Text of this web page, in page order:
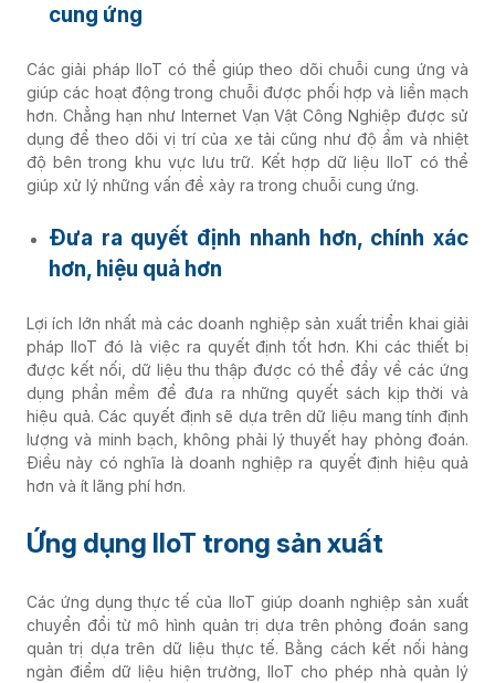
cung ứng
Các giải pháp IIoT có thể giúp theo dõi chuỗi cung ứng và
giúp các hoạt động trong chuỗi được phối hợp và liền mạch
hơn. Chẳng hạn như Internet Vạn Vật Công Nghiệp được sử
dụng để theo dõi vị trí của xe tải cũng như độ ẩm và nhiệt
độ bên trong khu vực lưu trữ. Kết hợp dữ liệu IIoT có thể
giúp xử lý những vấn đề xảy ra trong chuỗi cung ứng.
Đưa ra quyết định nhanh hơn, chính xác
hơn, hiệu quả hơn
Lợi ích lớn nhất mà các doanh nghiệp sản xuất triển khai giải
pháp IIoT đó là việc ra quyết định tốt hơn. Khi các thiết bị
được kết nối, dữ liệu thu thập được có thể đẩy về các ứng
dụng phần mềm để đưa ra những quyết sách kịp thời và
hiệu quả. Các quyết định sẽ dựa trên dữ liệu mang tính định
lượng và minh bạch, không phải lý thuyết hay phỏng đoán.
Điều này có nghĩa là doanh nghiệp ra quyết định hiệu quả
hơn và ít lãng phí hơn.
Ứng dụng IIoT trong sản xuất
Các ứng dụng thực tế của IIoT giúp doanh nghiệp sản xuất
chuyển đổi từ mô hình quản trị dựa trên phỏng đoán sang
quản trị dựa trên dữ liệu thực tế. Bằng cách kết nối hàng
ngàn điểm dữ liệu hiện trường, IIoT cho phép nhà quản lý